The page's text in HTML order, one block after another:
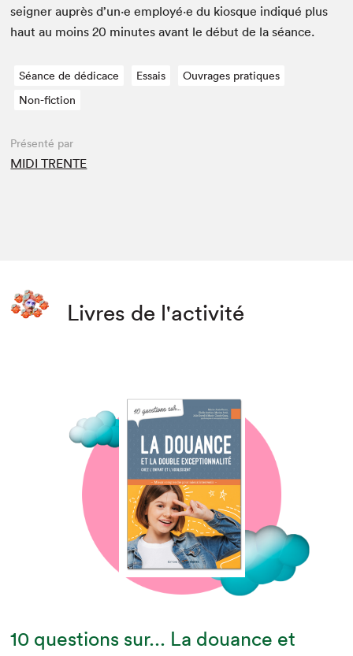
seign­er auprès d’un·e employé·e du kiosque indiqué plus
haut au moins20 min­utes avant le début de la séance.
Séance de dédicace Essais
Ouvrages pratiques
Non-fiction
Présenté par
MIDI TRENTE
Livres de l'activité
10 questions sur... La douance et